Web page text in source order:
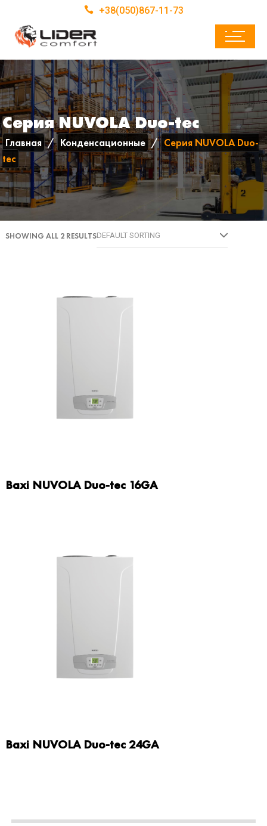
+38(050)867-11-73
Серия NUVOLA Duo-tec
Главная Конденсационные
Серия NUVOLA Duo-
tec
SHOWING ALL 2 RESULTSDEFAULT SORTING
Baxi NUVOLA Duo-tec 16GA
Baxi NUVOLA Duo-tec 24GA